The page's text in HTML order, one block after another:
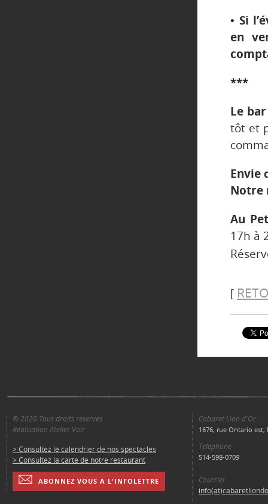
• Si
en
***
Le
tôt et
Envie
Notre
Au
17h à
[
© 2026 Tous droits réservés
Réalisation Atelier Voir
> Consultez le calendrier de nos spectacles
> Consultez la carte de notre restaurant
ABONNEZ VOUS À L'INFOLETTRE
Cabaret Lion d'Or :
1676, rue Ontario est,
Téléphone
514-598-0709
Courriel